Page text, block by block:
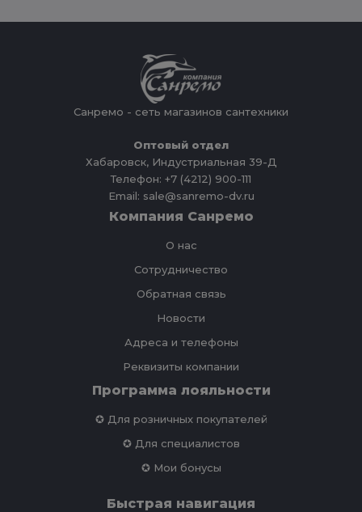
Санремо - сеть магазинов сантехники
Оптовый отдел
Хабаровск, Индустриальная 39-Д
Телефон: +7 (4212) 900-111
Email: sale@sanremo-dv.ru
Компания Санремо
О нас
Сотрудничество
Обратная связь
Новости
Адреса и телефоны
Реквизиты компании
Программа лояльности
✪ Для розничных покупателей
✪ Для специалистов
✪ Мои бонусы
Быстрая навигация